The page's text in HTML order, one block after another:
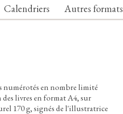
Calendriers Autres formats
numérotés en nombre limité
livres en format A4,sur
170g,signés de l'illustratrice